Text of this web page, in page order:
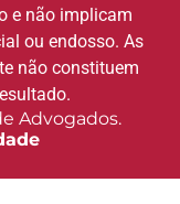
e não implicam
ou endosso. As
não constituem
Advogados.